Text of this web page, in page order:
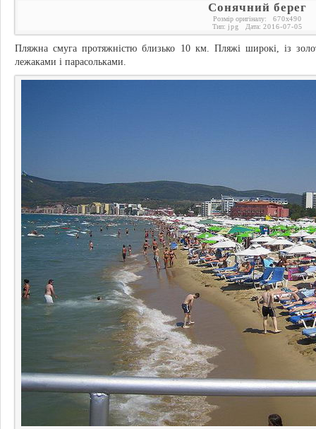
Сонячний берег
Розмір оригіналу: 670x490
Тип: jpg Дата: 2016-07-05
Пляжна смуга протяжністю близько 10 км. Пляжі широкі, із
лежаками і парасольками.